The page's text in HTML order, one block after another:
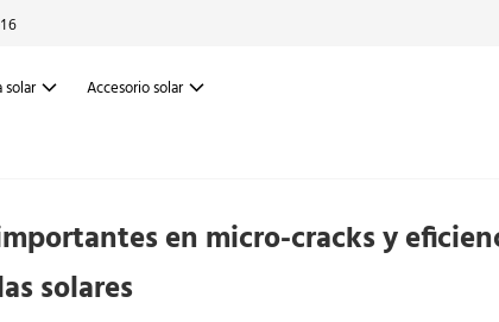
solar Accesorio solar
en micro-cracks y
solares